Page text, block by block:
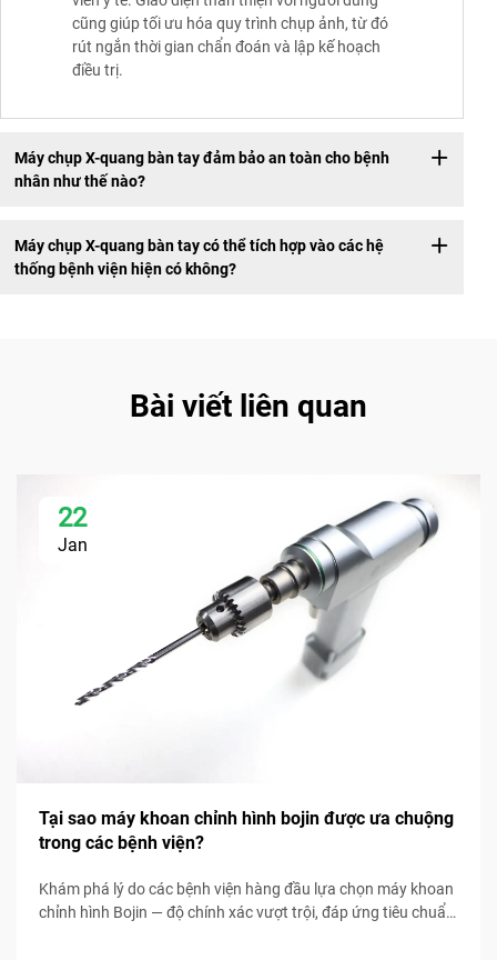
cũng giúp tối ưu hóa quy trình chụp ảnh, từ đó
rút ngắn thời gian chẩn đoán và lập kế hoạch
điều trị.
Máy chụp X-quang bàn tay đảm bảo an toàn cho bệnh
nhân như thế nào?
Máy chụp X-quang bàn tay có thể tích hợp vào các hệ
thống bệnh viện hiện có không?
Bài viết liên quan
22
Jan
Tại sao máy khoan chỉnh hình bojin được ưa chuộng
trong các bệnh viện?
Khám phá lý do các bệnh viện hàng đầu lựa chọn máy khoan
chỉnh hình Bojin — độ chính xác vượt trội, đáp ứng tiêu chuẩn